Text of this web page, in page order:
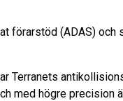
förarstöd (ADAS) och
Terranets
med högre precision